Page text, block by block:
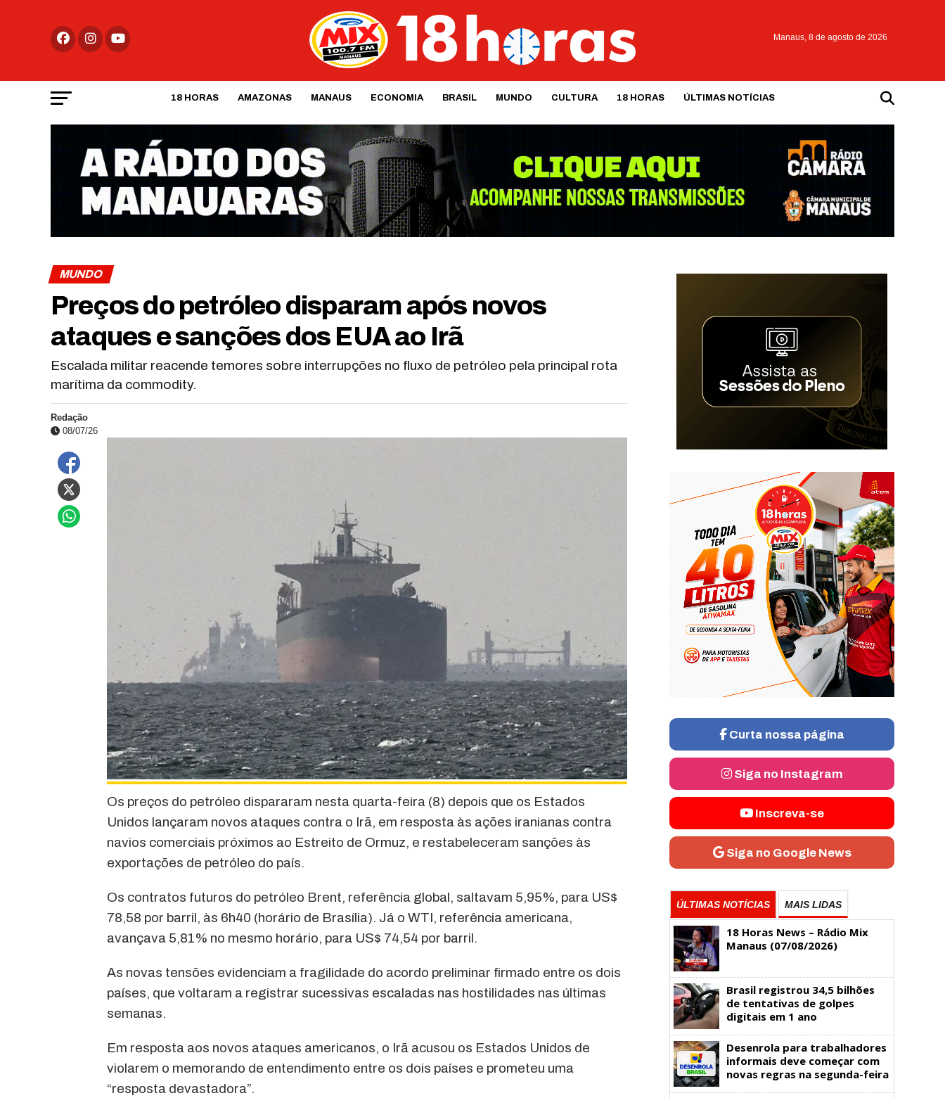
Manaus, 8 de agosto de 2026
18 HORAS AMAZONAS MANAUS ECONOMIA BRASIL MUNDO CULTURA 18 HORAS ÚLTIMAS NOTÍCIAS
MUNDO
Preços do petróleo disparam após novos
ataques e sanções dos EUA ao Irã
Escalada militar reacende temores sobre interrupções no fluxo de petróleo pela principal rota
marítima da commodity.
Redação
08/07/26
Os preços do petróleo dispararam nesta quarta-feira (8) depois que os Estados
Unidos lançaram novos ataques contra o Irã, em resposta às ações iranianas contra
navios comerciais próximos ao Estreito de Ormuz, e restabeleceram sanções às
exportações de petróleo do país.
Os contratos futuros do petróleo Brent, referência global, saltavam 5,95%, para US$
78,58 por barril, às 6h40 (horário de Brasília). Já o WTI, referência americana,
avançava 5,81% no mesmo horário, para US$ 74,54 por barril.
As novas tensões evidenciam a fragilidade do acordo preliminar firmado entre os dois
países, que voltaram a registrar sucessivas escaladas nas hostilidades nas últimas
semanas.
Em resposta aos novos ataques americanos, o Irã acusou os Estados Unidos de
violarem o memorando de entendimento entre os dois países e prometeu uma
“resposta devastadora”.
Curta nossa página
Siga no Instagram
Inscreva-se
Siga no Google News
ÚLTIMAS NOTÍCIAS MAIS LIDAS
18 Horas News​​​​​​​​​​​​ – Rádio Mix
Manaus (07/08/2026)
Brasil registrou 34,5 bilhões
de tentativas de golpes
digitais em 1 ano
Desenrola para trabalhadores
informais deve começar com
novas regras na segunda-feira